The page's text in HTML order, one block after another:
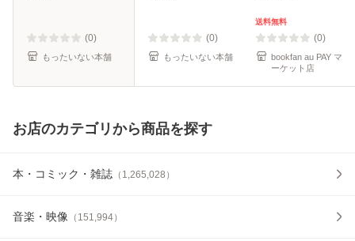
(0)
もったいない本舗
(0)
もったいない本舗
送料無料
(0)
bookfan au PAY マ
ーケット店
お店のカテゴリから商品を探す
本・コミック・雑誌 （ 1,265,028 ）
音楽・映像 （ 151,994）